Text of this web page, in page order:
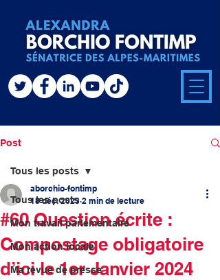
Post
Tous les posts
Mon travail parlementaire
Mon action locale
Ma revue de presse
Tous les posts
#60 Question écrite :
Compostage obligatoire
d’ici le 1er Janvier 2024
aborchio-fontimp
18 déc. 2023 2 min de lecture